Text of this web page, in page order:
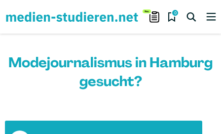
0
Modejournalismus in Hamburg
gesucht?